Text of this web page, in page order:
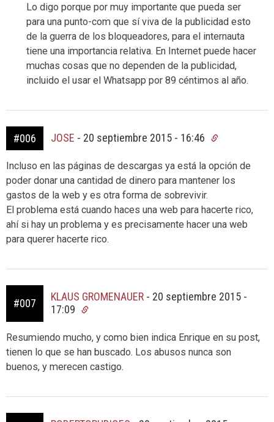
Lo digo porque por muy importante que pueda ser
para una punto-com que sí viva de la publicidad esto
de la guerra de los bloqueadores, para el internauta
tiene una importancia relativa. En Internet puede hacer
muchas cosas que no dependen de la publicidad,
incluido el usar el Whatsapp por 89 céntimos al año.
#006 JOSE - 20 septiembre 2015 - 16:46
Incluso en las páginas de descargas ya está la opción de
poder donar una cantidad de dinero para mantener los
gastos de la web y es otra forma de sobrevivir.
El problema está cuando haces una web para hacerte rico,
ahí si hay un problema y es precisamente hacer una web
para querer hacerte rico.
#007
KLAUS GROMENAUER - 20 septiembre 2015 -
17:09
Resumiendo mucho, y como bien indica Enrique en su post,
tienen lo que se han buscado. Los abusos nunca son
buenos, y merecen castigo.